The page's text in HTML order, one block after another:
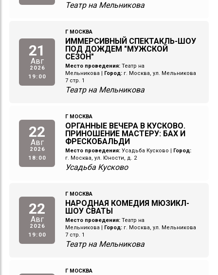
Театр на Мельникова
21
Авг
2026
19:00
Г МОСКВА
ИММЕРСИВНЫЙ СПЕКТАКЛЬ-ШОУ
ПОД ДОЖДЕМ "МУЖСКОЙ
СЕЗОН"
Место проведения: Театр на
Мельникова
Город: г. Москва, ул. Мельникова
7 стр. 1
Театр на Мельникова
22
Авг
2026
18:00
Г МОСКВА
ОРГАННЫЕ ВЕЧЕРА В КУСКОВО.
ПРИНОШЕНИЕ МАСТЕРУ: БАХ И
ФРЕСКОБАЛЬДИ
Место проведения: Усадьба Кусково
Город:
г. Москва, ул. Юности, д. 2
Усадьба Кусково
22
Авг
2026
19:00
Г МОСКВА
НАРОДНАЯ КОМЕДИЯ МЮЗИКЛ-
ШОУ СВАТЫ
Место проведения: Театр на
Мельникова
Город: г. Москва, ул. Мельникова
7 стр. 1
Театр на Мельникова
Г МОСКВА